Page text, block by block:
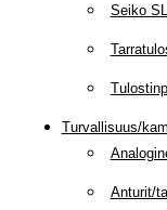
Seiko
Turvallisuus/
Anturit/